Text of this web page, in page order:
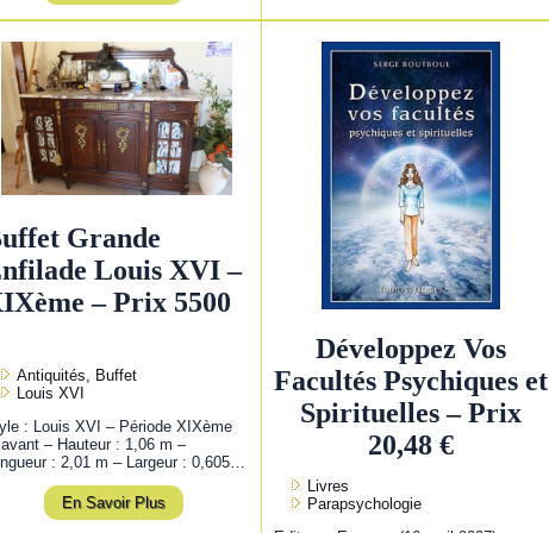
Grande
Louis XVI –
– Prix 5500
Antiquités, Buffet
Louis XVI
: Louis XVI – Période XIXème
– Hauteur : 1,06 m –
: 2,01 m – Largeur : 0,605…
En Savoir Plus
Développez Vos
Facultés Psychiques et
Spirituelles – Prix
20,48 €
Livres
Parapsychologie